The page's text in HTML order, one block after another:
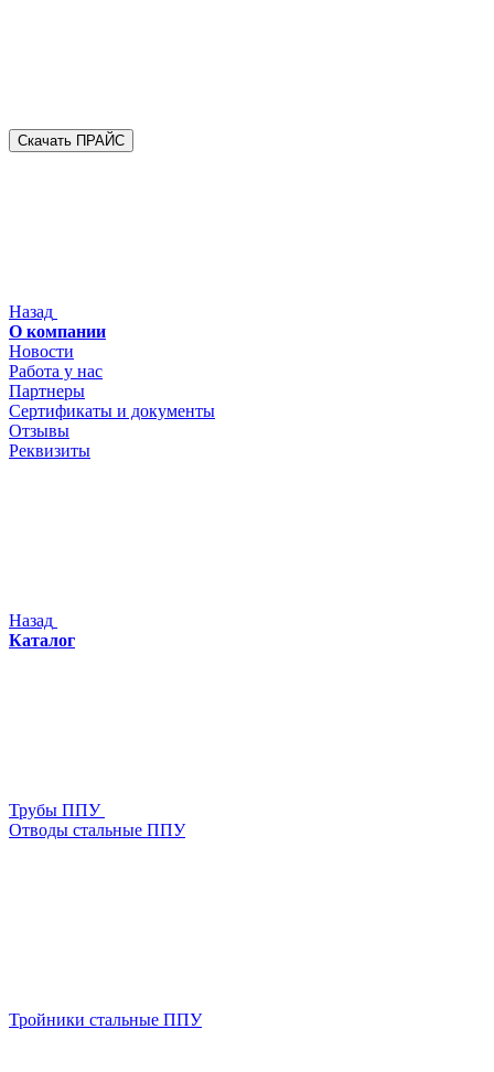
Скачать ПРАЙС
Назад
О компании
Новости
Работа у нас
Партнеры
Сертификаты и документы
Отзывы
Реквизиты
Назад
Каталог
Трубы ППУ
Отводы стальные ППУ
Тройники стальные ППУ